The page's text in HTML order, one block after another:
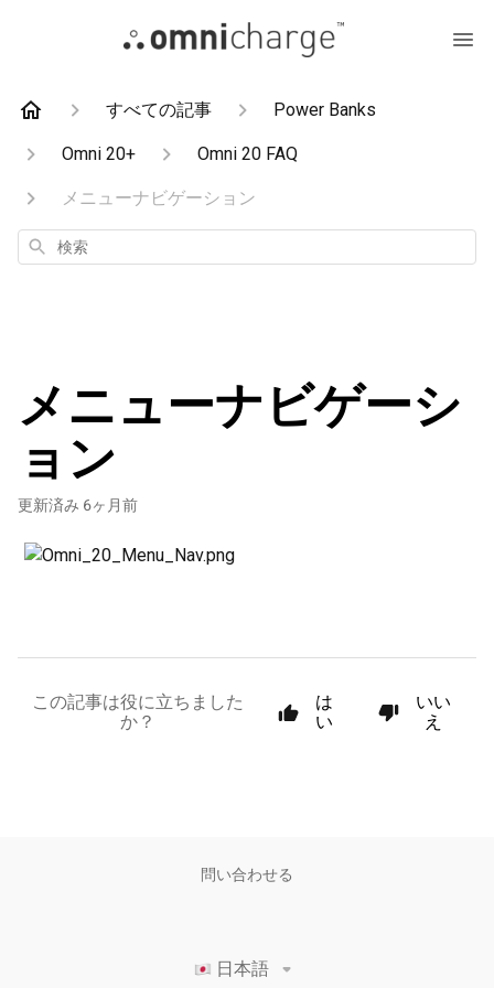
すべての記事 Power Banks
Omni 20+ Omni 20 FAQ
メニューナビゲーション
検
索
メニューナビゲーシ
ョン
更新済み 6ヶ月前
この記事は役に立ちました
か？
は
い
いい
え
問い合わせる
日本語